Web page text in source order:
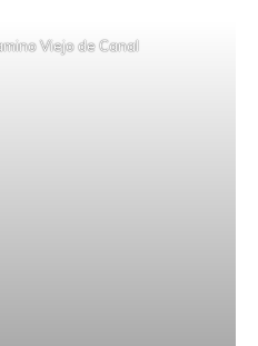
Viejo de Canal